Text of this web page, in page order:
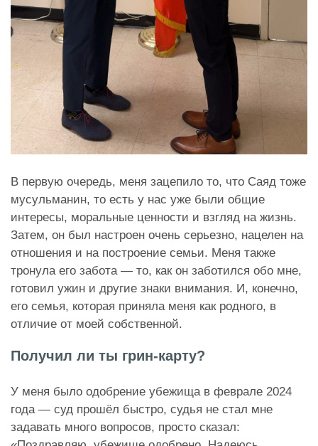
В первую очередь, меня зацепило то, что Саяд тоже
мусульманин, то есть у нас уже были общие
интересы, моральные ценности и взгляд на жизнь.
Затем, он был настроен очень серьезно, нацелен на
отношения и на построение семьи. Меня также
тронула его забота — то, как он заботился обо мне,
готовил ужин и другие знаки внимания. И, конечно,
его семья, которая приняла меня как родного, в
отличие от моей собственной.
Получил ли ты грин-карту?
У меня было одобрение убежища в феврале 2024
года — суд прошёл быстро, судья не стал мне
задавать много вопросов, просто сказал: